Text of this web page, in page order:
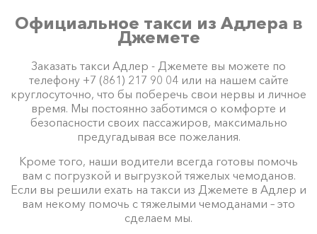
Официальное такси из Адлера в
Джемете
Заказать такси Адлер - Джемете вы можете по
телефону +7 (861) 217 90 04 или на нашем сайте
круглосуточно, что бы поберечь свои нервы и личное
время. Мы постоянно заботимся о комфорте и
безопасности своих пассажиров, максимально
предугадывая все пожелания.
Кроме того, наши водители всегда готовы помочь
вам с погрузкой и выгрузкой тяжелых чемоданов.
Если вы решили ехать на такси из Джемете в Адлер и
вам некому помочь с тяжелыми чемоданами – это
сделаем мы.